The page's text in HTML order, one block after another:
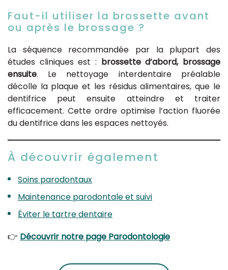
Faut-il utiliser la brossette avant
ou après le brossage ?
La séquence recommandée par la plupart des
études cliniques est : brossette d’abord, brossage
ensuite. Le nettoyage interdentaire préalable
décolle la plaque et les résidus alimentaires, que le
dentifrice peut ensuite atteindre et traiter
efficacement. Cette ordre optimise l’action fluorée
du dentifrice dans les espaces nettoyés.
À découvrir également
Soins parodontaux
Maintenance parodontale et suivi
Éviter le tartre dentaire
👉 Découvrir notre page Parodontologie